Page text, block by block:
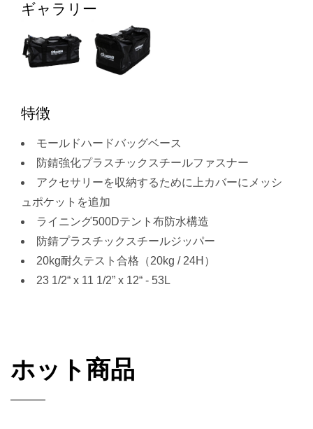
ギャラリー
特徴
モールドハードバッグベース
防錆強化プラスチックスチールファスナー
アクセサリーを収納するために上カバーにメッシ
ュポケットを追加
ライニング500Dテント布防水構造
防錆プラスチックスチールジッパー
20kg耐久テスト合格（20kg / 24H）
23 1/2“ x 11 1/2” x 12“ - 53L
ホット商品